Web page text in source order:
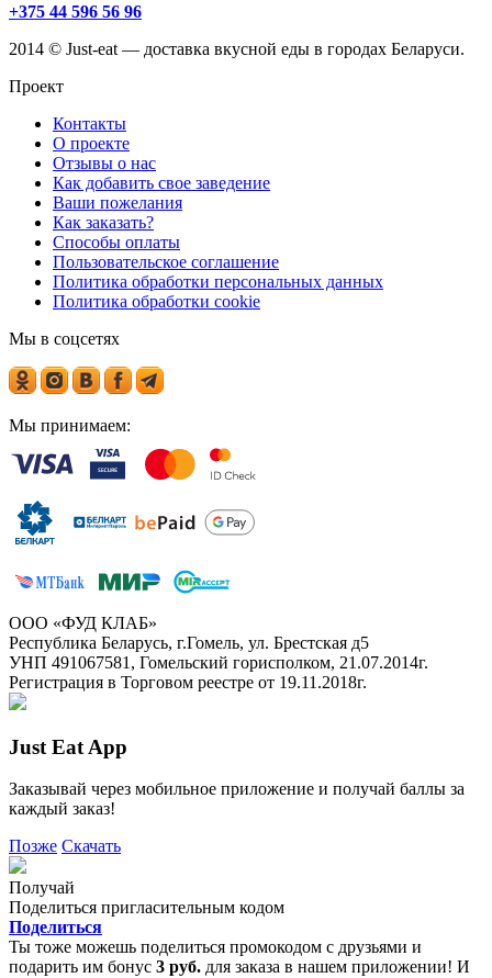
+375 44 596 56 96
2014 © Just-eat — доставка вкусной еды в городах Беларуси.
Проект
Контакты
О проекте
Отзывы о нас
Как добавить свое заведение
Ваши пожелания
Как заказать?
Способы оплаты
Пользовательское соглашение
Политика обработки персональных данных
Политика обработки cookie
Мы в соцсетях
Мы принимаем:
ООО «ФУД КЛАБ»
Республика Беларусь, г.Гомель, ул. Брестская д5
УНП 491067581, Гомельский горисполком, 21.07.2014г.
Регистрация в Торговом реестре от 19.11.2018г.
Just Eat App
Заказывай через мобильное приложение и получай баллы за
каждый заказ!
Позже Скачать
Получай
Поделиться пригласительным кодом
Поделиться
Ты тоже можешь поделиться промокодом с друзьями и
подарить им бонус 3 руб. для заказа в нашем приложении! И